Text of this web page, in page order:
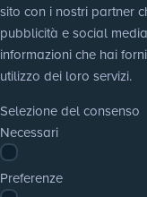
sito con i nostri partner
pubblicità e social
informazioni che hai
utilizzo dei loro servizi.
Selezione del consenso
Necessari
Preferenze